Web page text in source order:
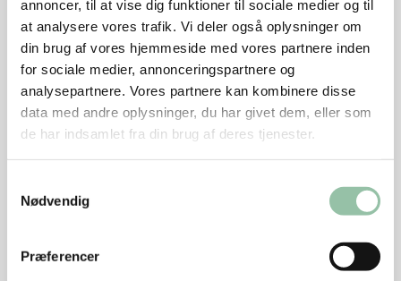
annoncer, til at vise dig funktioner til sociale medier og til
at analysere vores trafik. Vi deler også oplysninger om
din brug af vores hjemmeside med vores partnere inden
for sociale medier, annonceringspartnere og
analysepartnere. Vores partnere kan kombinere disse
data med andre oplysninger, du har givet dem, eller som
de har indsamlet fra din brug af deres tjenester.
Nødvendig
Præferencer
Kom løg og bacon tilbage på panden.
Smag til med salt og peber.
Hæld vandet fra kartoflerne, når de er kogt godt
møre.
Mos kartoflerne med en kartoffelmoser eller
Tilsæt mælk og smør til mosen, indtil den har en